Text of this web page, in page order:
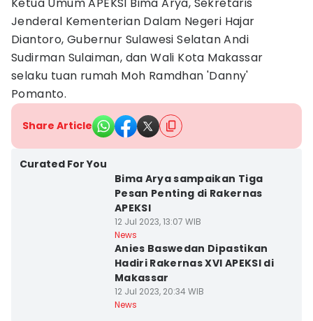
Jenderal Kementerian Dalam Negeri Hajar
Diantoro, Gubernur Sulawesi Selatan Andi
Sudirman Sulaiman, dan Wali Kota Makassar
selaku tuan rumah Moh Ramdhan 'Danny'
Pomanto.
Share Article
Curated For You
Bima Arya sampaikan Tiga
Pesan Penting di Rakernas
APEKSI
12 Jul 2023, 13:07 WIB
News
Anies Baswedan Dipastikan
Hadiri Rakernas XVI APEKSI di
Makassar
12 Jul 2023, 20:34 WIB
News